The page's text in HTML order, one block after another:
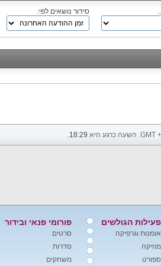
סידור נושאים לפי:
18:29
.
פעילות הגולשים
אומנות וגרפיקה
מוזיקה
ספורט
פורומי פנאי ובידור
סרטים
סדרות
משחקים